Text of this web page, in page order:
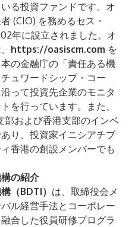
る投資ファンドです。オ
(CIO) を務めるセス・
年に設立されました。オ
https://oasiscm.com を
の金融庁の「責任ある機
ュワードシップ・コー
って投資先企業のモニタ
を行っています。また、
部および香港支部のインベ
り、投資家イニシアチブ
香港の創設メンバーでも
の紹介
（BDTI） は、取締役会メ
ル経営手法とコーポレー
合した役員研修プログラ